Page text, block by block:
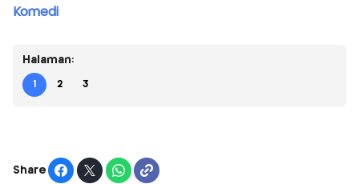
Komedi
Halaman:
1 2 3
Share